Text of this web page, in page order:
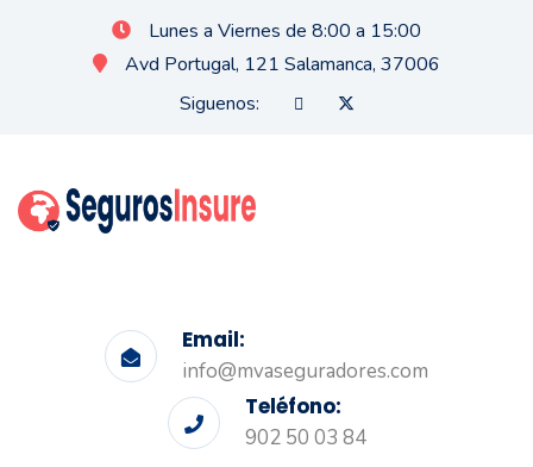
Lunes a Viernes de 8:00 a 15:00
Avd Portugal, 121 Salamanca, 37006
Siguenos:
Email:
info@mvaseguradores.com
Teléfono:
902 50 03 84